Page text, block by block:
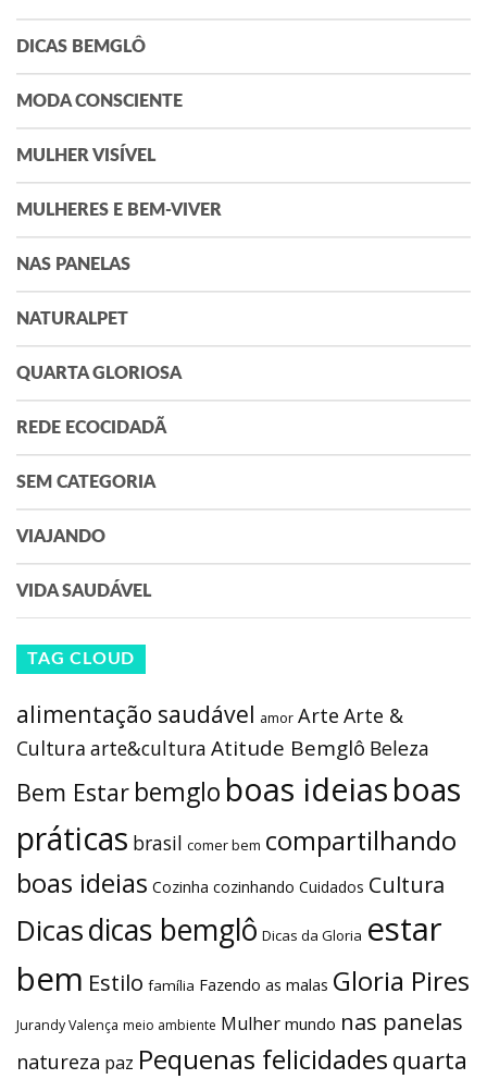
DICAS BEMGLÔ
MODA CONSCIENTE
MULHER VISÍVEL
MULHERES E BEM-VIVER
NAS PANELAS
NATURALPET
QUARTA GLORIOSA
REDE ECOCIDADÃ
SEM CATEGORIA
VIAJANDO
VIDA SAUDÁVEL
TAG CLOUD
alimentação saudável amor Arte Arte &
Cultura arte&cultura Atitude Bemglô Beleza
Bem Estar bemglo boas ideiasboas
práticas brasil comer bem compartilhando
boas ideias Cozinha cozinhando Cuidados Cultura
Dicasdicas bemglô Dicas da Gloria estar
bem Estilo família Fazendo as malas Gloria Pires
Jurandy Valença meio ambiente Mulher mundo nas panelas
natureza paz Pequenas felicidades quarta